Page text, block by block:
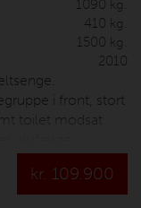
1090 kg.
410 kg.
1500 kg.
2010
i front, stort
toilet modsat
brugbart
og
kr. 109.900